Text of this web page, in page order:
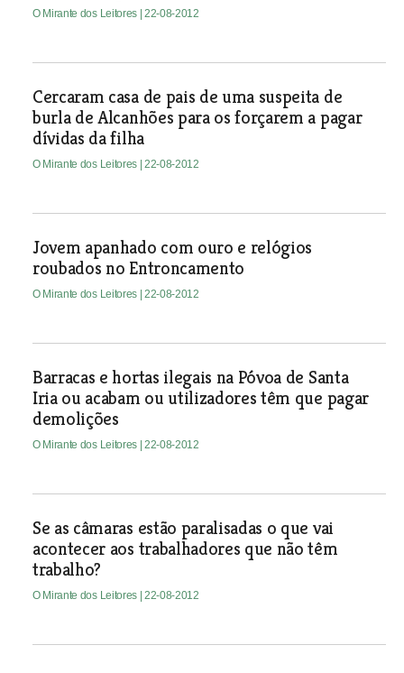
O Mirante dos Leitores | 22-08-2012
Cercaram casa de pais de uma suspeita de
burla de Alcanhões para os forçarem a pagar
dívidas da filha
O Mirante dos Leitores | 22-08-2012
Jovem apanhado com ouro e relógios
roubados no Entroncamento
O Mirante dos Leitores | 22-08-2012
Barracas e hortas ilegais na Póvoa de Santa
Iria ou acabam ou utilizadores têm que pagar
demolições
O Mirante dos Leitores | 22-08-2012
Se as câmaras estão paralisadas o que vai
acontecer aos trabalhadores que não têm
trabalho?
O Mirante dos Leitores | 22-08-2012